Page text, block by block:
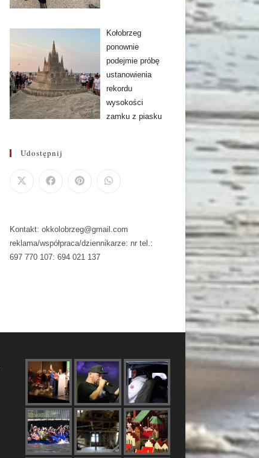
Kołobrzeg
ponownie
podejmie próbę
ustanowienia
rekordu
wysokości
zamku z piasku
Udostępnij
Kontakt: okkolobrzeg@gmail.com
reklama/współpraca/dziennikarze: nr tel.:
697 770 107: 694 021 137